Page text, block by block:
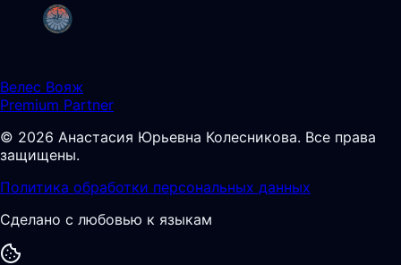
Велес Вояж
Premium Partner
© 2026 Анастасия Юрьевна Колесникова. Все права
защищены.
Политика обработки персональных данных
Сделано с любовью к языкам